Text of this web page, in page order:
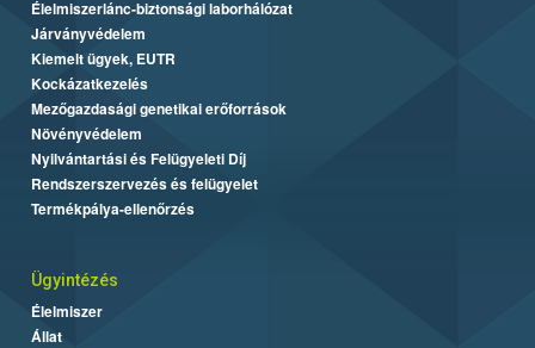
Élelmiszerlánc-biztonsági laborhálózat
Járványvédelem
Kiemelt ügyek, EUTR
Kockázatkezelés
Mezőgazdasági genetikai erőforrások
Növényvédelem
Nyilvántartási és Felügyeleti Díj
Rendszerszervezés és felügyelet
Termékpálya-ellenőrzés
Ügyintézés
Élelmiszer
Állat